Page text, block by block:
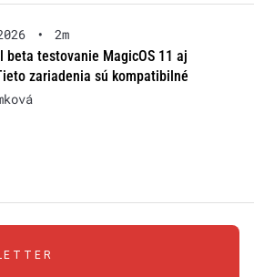
•
2m
beta testovanie MagicOS 11 aj
zariadenia sú kompatibilné